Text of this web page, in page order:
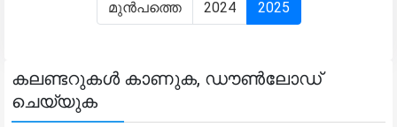
മുൻപത്തെ 2024 2025
കലണ്ടറുകൾ കാണുക, ഡൗൺലോഡ്
ചെയ്യുക